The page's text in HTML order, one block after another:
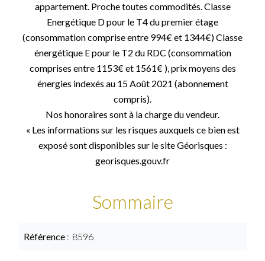
appartement. Proche toutes commodités. Classe
Energétique D pour le T4 du premier étage
(consommation comprise entre 994€ et 1344€) Classe
énergétique E pour le T2 du RDC (consommation
comprises entre 1153€ et 1561€ ), prix moyens des
énergies indexés au 15 Août 2021 (abonnement
compris).
Nos honoraires sont à la charge du vendeur.
« Les informations sur les risques auxquels ce bien est
exposé sont disponibles sur le site Géorisques :
georisques.gouv.fr
Sommaire
Référence 8596